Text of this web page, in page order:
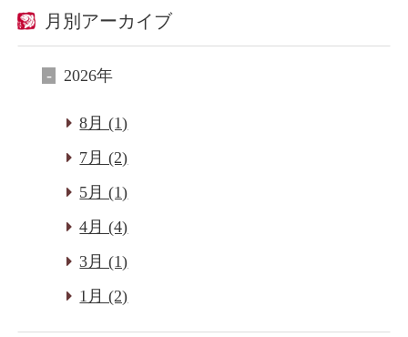
月別アーカイブ
2026年
8月 (1)
7月 (2)
5月 (1)
4月 (4)
3月 (1)
1月 (2)